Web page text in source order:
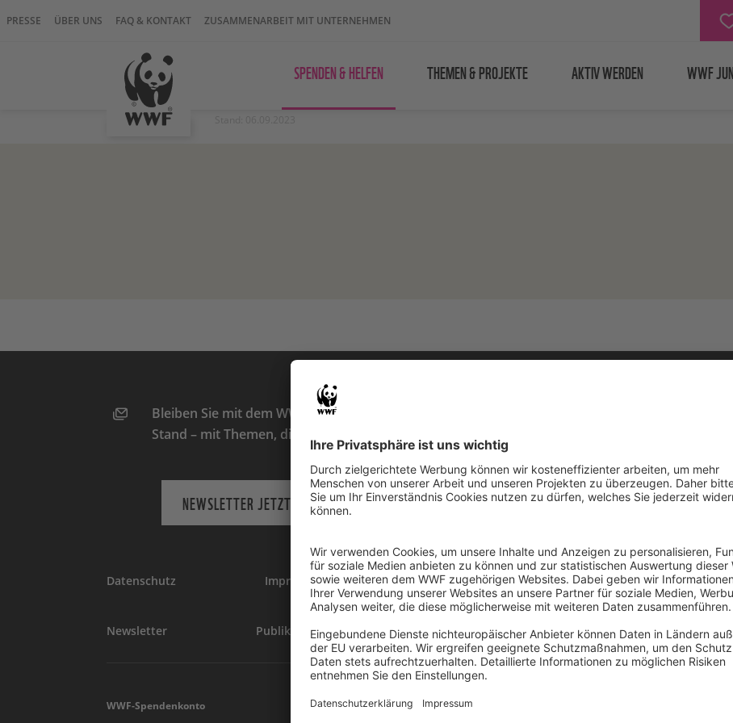
PRESSE ÜBER UNS FAQ & KONTAKT ZUSAMMENARBEIT MIT UNTERNEHMEN
SPENDEN & HELFEN THEMEN & PROJEKTE AKTIV WERDEN WWF
Bleiben Sie mit dem WWF-Newsletter auf dem aktuellsten
Stand – mit Themen, die Sie interessieren.
NEWSLETTER JETZT ABONNIEREN!
Datenschutz Impressum Kontakt Presse
Newsletter Publikationen WWF Jugend WWF Junior
WWF-Spendenkonto
Registriert als Stiftung WWF